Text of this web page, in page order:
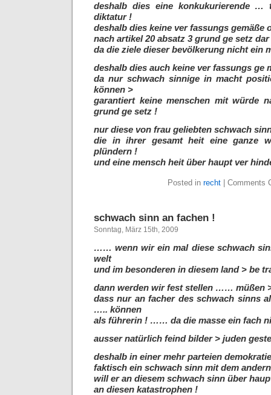
deshalb dies eine konkukurierende …
diktatur !
deshalb dies keine ver fassungs gemäße
nach artikel 20 absatz 3 grund ge setz
da die ziele dieser bevölkerung nicht ein
deshalb dies auch keine ver fassungs ge
da nur schwach sinnige in macht
können >
garantiert keine menschen mit würde
grund ge setz !
nur diese von frau geliebten schwach
die in ihrer gesamt heit eine ganze
plündern !
und eine mensch heit über haupt ver
Posted in recht Comments
schwach sinn an fachen !
Sonntag, März 15th, 2009
…… wenn wir ein mal diese schwach
welt
und im besonderen in diesem land > be
dann werden wir fest stellen …… müßen
dass nur an facher des schwach sinns
….. können
als führerin ! …… da die masse ein fach
ausser natürlich feind bilder > juden
deshalb in einer mehr parteien
faktisch ein schwach sinn mit dem
will er an diesem schwach sinn über
an diesen katastrophen !